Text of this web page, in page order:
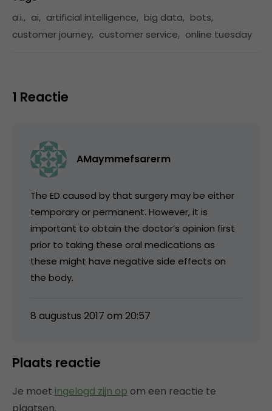
a.i., ai, artificial intelligence, big data, bots,
customer journey, customer service, online tuesday
1 Reactie
AMaymmefsarerm
The ED caused by that surgery may be either
temporary or permanent. However, it is
important to obtain the doctor’s opinion first
prior to taking these oral medications as
these might have negative side effects on
the body.
8 augustus 2017 om 20:57
Plaats reactie
Je moet ingelogd zijn op om een reactie te